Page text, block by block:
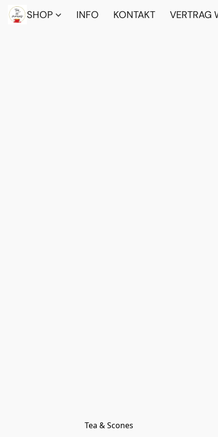
SHOP INFO KONTAKT VERTRAG
Tea & Scones